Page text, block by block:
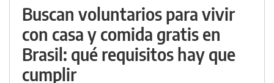
Buscan voluntarios para vivir
con casa y comida gratis en
Brasil: qué requisitos hay que
cumplir